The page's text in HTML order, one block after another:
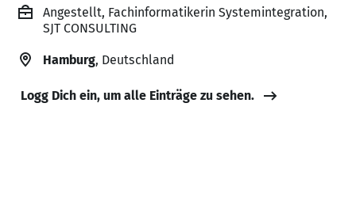
Angestellt, Fachinformatikerin Systemintegration,
SJT CONSULTING
Hamburg, Deutschland
Logg Dich ein, um alle Einträge zu sehen.